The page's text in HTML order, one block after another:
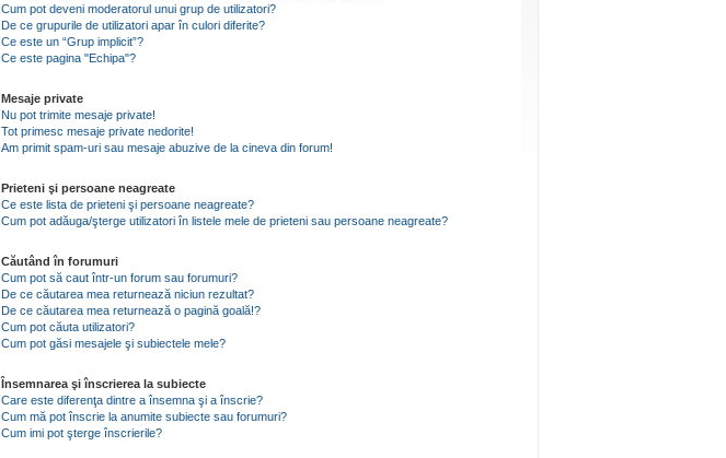
Cum pot deveni moderatorul unui grup de utilizatori?
De ce grupurile de utilizatori apar în culori diferite?
Ce este un “Grup implicit”?
Ce este pagina "Echipa"?
Mesaje private
Nu pot trimite mesaje private!
Tot primesc mesaje private nedorite!
Am primit spam-uri sau mesaje abuzive de la cineva din forum!
Prieteni şi persoane neagreate
Ce este lista de prieteni şi persoane neagreate?
Cum pot adăuga/şterge utilizatori în listele mele de prieteni sau persoane neagreate?
Căutând în forumuri
Cum pot să caut într-un forum sau forumuri?
De ce căutarea mea returnează niciun rezultat?
De ce căutarea mea returnează o pagină goală!?
Cum pot căuta utilizatori?
Cum pot găsi mesajele şi subiectele mele?
Însemnarea şi înscrierea la subiecte
Care este diferenţa dintre a însemna şi a înscrie?
Cum mă pot înscrie la anumite subiecte sau forumuri?
Cum imi pot şterge înscrierile?